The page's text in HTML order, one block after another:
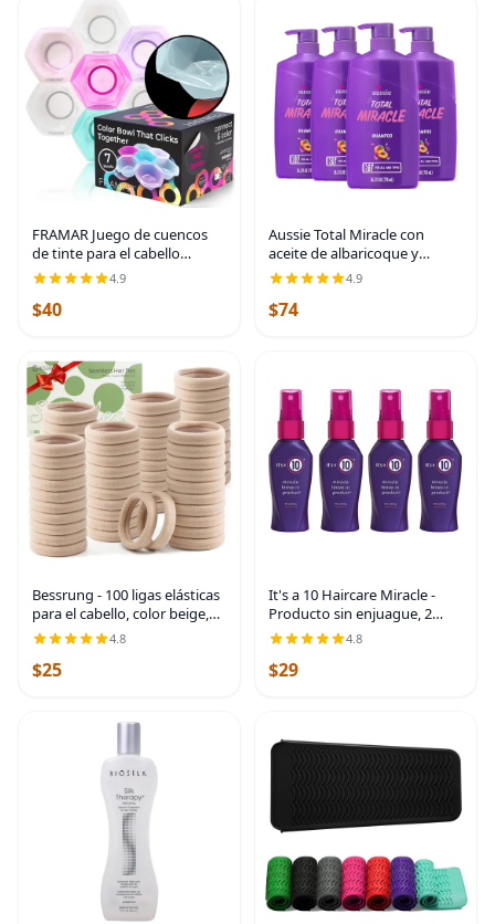
FRAMAR Juego de cuencos
de tinte para el cabello
Connecting - Cuencos de
color para estilista, cuencos
de color de salón, elementos
4.9
$40
Aussie Total Miracle con
aceite de albaricoque y
macadamia, champú sin
parabenos, 26.2 onzas
líquidas, paquete de 4
4.9
$74
Bessrung - 100 ligas elásticas
para el cabello, color beige,
sin costuras, para mujeres y
niñas | Nylon Hair Elastics,
Snag-Free Hair Bands for
4.8
$25
It's a 10 Haircare Miracle -
Producto sin enjuague, 2
onzas líquidas (paquete de 4)
4.8
$29